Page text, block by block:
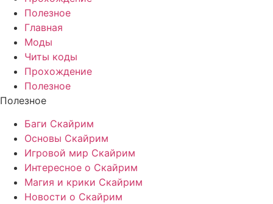
Полезное
Главная
Моды
Читы коды
Прохождение
Полезное
Полезное
Баги Скайрим
Основы Скайрим
Игровой мир Скайрим
Интересное о Скайрим
Магия и крики Скайрим
Новости о Скайрим